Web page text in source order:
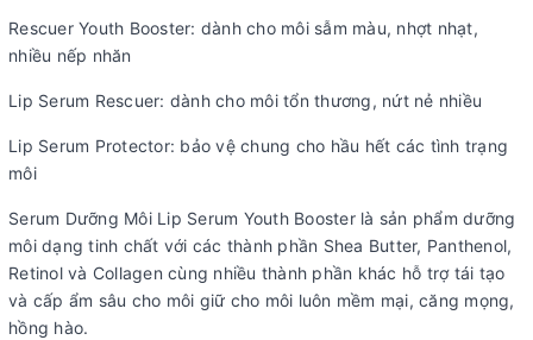
Rescuer Youth Booster: dành cho môi sẫm màu, nhợt nhạt,
nhiều nếp nhăn
Lip Serum Rescuer: dành cho môi tổn thương, nứt nẻ nhiều
Lip Serum Protector: bảo vệ chung cho hầu hết các tình trạng
môi
Serum Dưỡng Môi Lip Serum Youth Booster là sản phẩm dưỡng
môi dạng tinh chất với các thành phần Shea Butter, Panthenol,
Retinol và Collagen cùng nhiều thành phần khác hỗ trợ tái tạo
và cấp ẩm sâu cho môi giữ cho môi luôn mềm mại, căng mọng,
hồng hào.